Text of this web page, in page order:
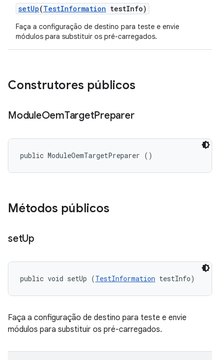
setUp(TestInformation testInfo)
Faça a configuração de destino para teste e envie
módulos para substituir os pré-carregados.
Construtores públicos
ModuleOemTargetPreparer
public ModuleOemTargetPreparer ()
Métodos públicos
setUp
public void setUp (TestInformation testInfo)
Faça a configuração de destino para teste e envie
módulos para substituir os pré-carregados.